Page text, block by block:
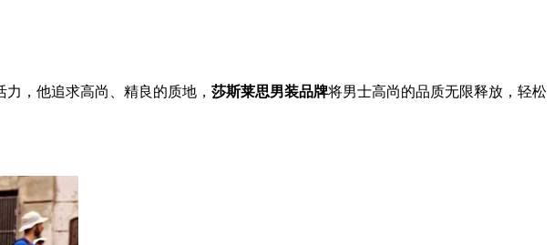
，他追求高尚、精良的质地， 莎斯莱思男装品牌将男士高尚的品质无限释放，轻松